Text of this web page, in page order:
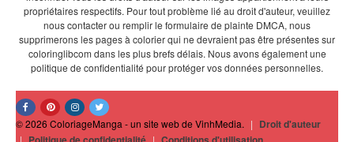
propriétaires respectifs. Pour tout problème lié au droit d'auteur, veuillez
nous contacter ou remplir le formulaire de plainte DMCA, nous
supprimerons les pages à colorier qui ne devraient pas être présentes sur
coloringlibcom dans les plus brefs délais. Nous avons également une
politique de confidentialité pour protéger vos données personnelles.
© 2026 ColoriageManga - un site web de VinhMedia. | Droit d'auteur